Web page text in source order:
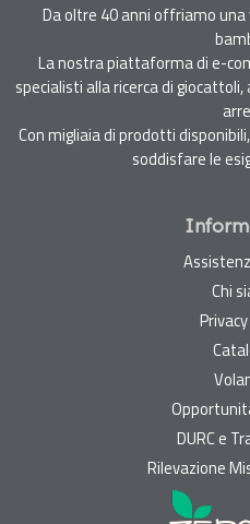
Da oltre 40 anni offriamo
La nostra piattaforma di e-
specialisti alla ricerca di
Con migliaia di prodotti
soddisfare le
Chi
DURC e
Rilevazione